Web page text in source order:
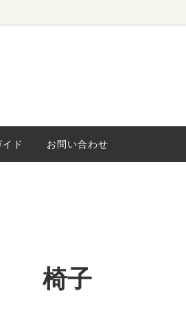
ド お問い合わせ
椅子